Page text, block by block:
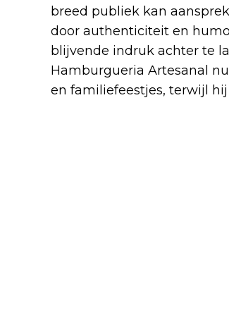
breed publiek kan
door authenticiteit en
blijvende indruk achter te
Hamburgueria Artesanal
en familiefeestjes, terwijl